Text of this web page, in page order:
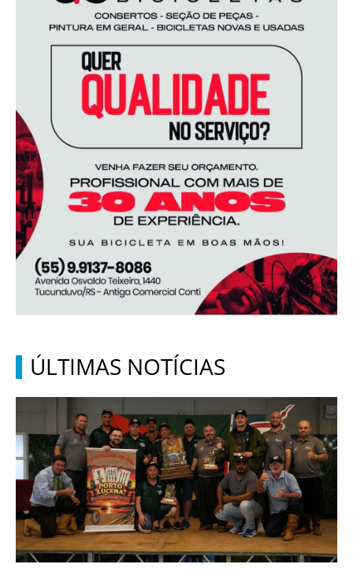
ÚLTIMAS NOTÍCIAS